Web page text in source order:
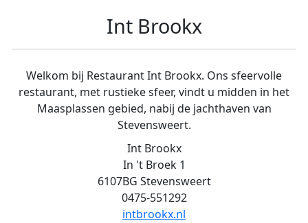
Int Brookx
Welkom bij Restaurant Int Brookx. Ons sfeervolle
restaurant, met rustieke sfeer, vindt u midden in het
Maasplassen gebied, nabij de jachthaven van
Stevensweert.
Int Brookx
In 't Broek 1
6107BG Stevensweert
0475-551292
intbrookx.nl